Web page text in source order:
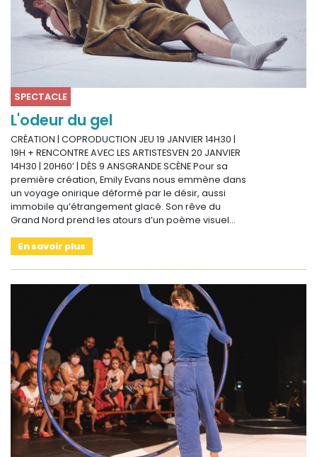
SPECTACLE
L'odeur du gel
CRÉATION | COPRODUCTION JEU 19 JANVIER 14H30 |
19H + RENCONTRE AVEC LES ARTISTESVEN 20 JANVIER
14H30 | 20H60’ | DÈS 9 ANSGRANDE SCÈNE Pour sa
première création, Emily Evans nous emmène dans
un voyage onirique déformé par le désir, aussi
immobile qu’étrangement glacé. Son rêve du
Grand Nord prend les atours d’un poème visuel…
En savoir plus